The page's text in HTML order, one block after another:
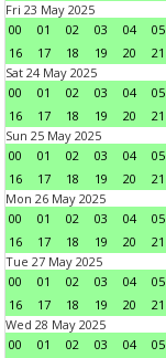
Fri 23 May 2025
00
01 02 03 04 05
16
17 18 19 20 21
Sat 24 May 2025
00
01 02 03 04 05
16
17 18 19 20 21
Sun 25 May 2025
00
01 02 03 04 05
16
17 18 19 20 21
Mon 26 May 2025
00
01 02 03 04 05
16
17 18 19 20 21
Tue 27 May 2025
00
01 02 03 04 05
16
17 18 19 20 21
Wed 28 May 2025
00
01 02 03 04 05